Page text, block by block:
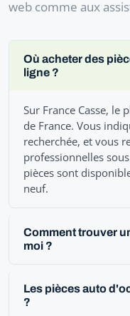
web comme aux
Où acheter des
ligne ?
Sur France Casse, le
de France. Vous
recherchée, et vous
professionnelles
pièces sont
neuf.
Comment trouver
moi ?
Les pièces auto
?